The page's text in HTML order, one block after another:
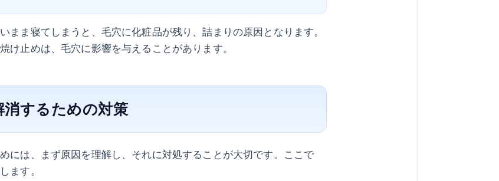
まま寝てしまうと、毛穴に化粧品が残り、詰まりの原因となります。
け止めは、毛穴に影響を与えることがあります。
するための対策
には、まず原因を理解し、それに対処することが大切です。ここで
ます。